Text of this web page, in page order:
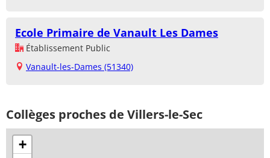
Ecole Primaire de Vanault Les Dames
Établissement Public
Vanault-les-Dames (51340)
Collèges proches de Villers-le-Sec
+